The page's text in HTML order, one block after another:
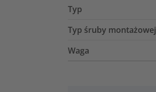
Typ
Typ śruby montażowej
Waga